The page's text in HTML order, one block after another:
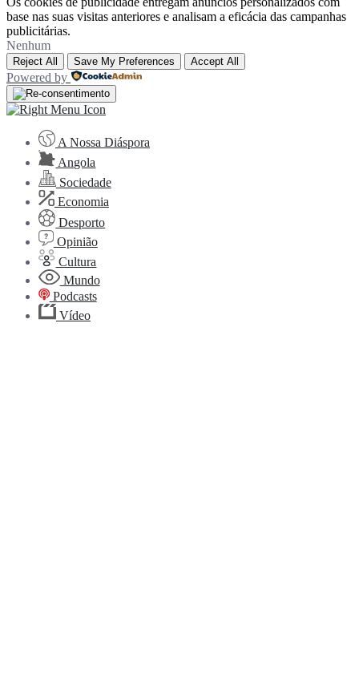
base nas suas visitas anteriores e analisam a eficácia das campanhas
publicitárias.
Nenhum
Reject All Save My Preferences Accept All
Powered by
A Nossa Diáspora
Angola
Sociedade
Economia
Desporto
Opinião
Cultura
Mundo
Podcasts
Vídeo